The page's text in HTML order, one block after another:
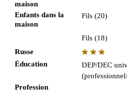
maison
Enfants dans la
maison
Fils (20)
Fils (18)
Russe
Éducation
DEP/DEC
Profession